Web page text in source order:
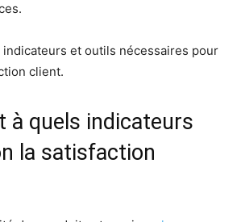
et outils nécessaires pour
client.
à quels indicateurs
la satisfaction